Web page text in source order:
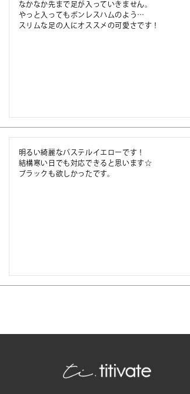
なかなか先まで足が入っていきません。
やっと入ってもボンレスハムのよう…
スリムな足の人にオススメの可愛さです！
明るい綺麗なパステルイエローです！
結構寒い日でも対応できると思います☆
ブラックも欲しかったです。